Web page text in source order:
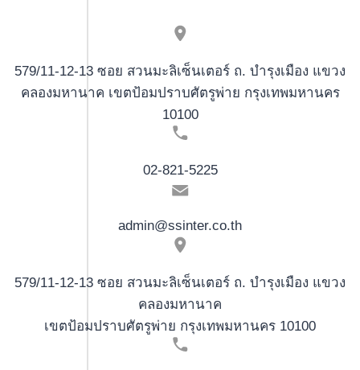
579/11-12-13 ซอย สวนมะลิเซ็นเตอร์ ถ. บำรุงเมือง แขวง
คลองมหานาค เขตป้อมปราบศัตรูพ่าย กรุงเทพมหานคร
10100
02-821-5225
admin@ssinter.co.th
579/11-12-13 ซอย สวนมะลิเซ็นเตอร์ ถ. บำรุงเมือง แขวง
คลองมหานาค
เขตป้อมปราบศัตรูพ่าย กรุงเทพมหานคร 10100